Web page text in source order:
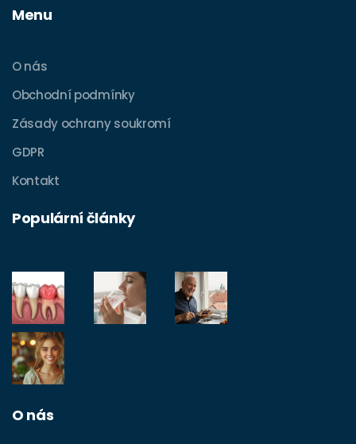
Menu
O nás
Obchodní podmínky
Zásady ochrany soukromí
GDPR
Kontakt
Populární články
O nás